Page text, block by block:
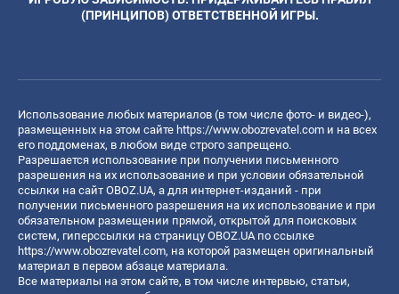
(ПРИНЦИПОВ) ОТВЕТСТВЕННОЙ ИГРЫ.
Использование любых материалов (в том числе фото- и видео-),
размещенных на этом сайте https://www.obozrevatel.com и на всех
его поддоменах, в любом виде строго запрещено.
Разрешается использование при получении письменного
разрешения на их использование и при условии обязательной
ссылки на сайт OBOZ.UA, а для интернет-изданий - при
получении письменного разрешения на их использование и при
обязательном размещении прямой, открытой для поисковых
систем, гиперссылки на страницу OBOZ.UA по ссылке
https://www.obozrevatel.com, на которой размещен оригинальный
материал в первом абзаце материала.
Все материалы на этом сайте, в том числе интервью, статьи,